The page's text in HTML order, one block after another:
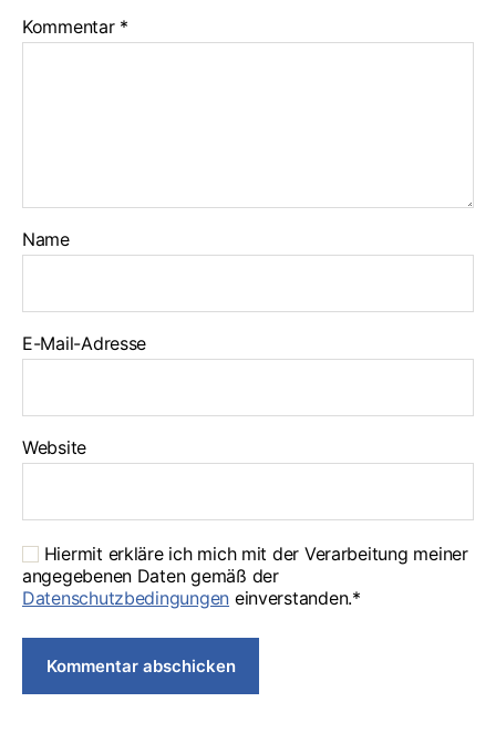
Kommentar *
Name
E-Mail-Adresse
Website
Hiermit erkläre ich mich mit der Verarbeitung meiner
angegebenen Daten gemäß der
Datenschutzbedingungen einverstanden.*